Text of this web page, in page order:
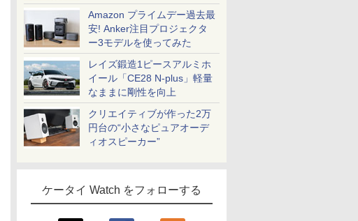
Amazon プライムデー過去最
安! Anker注目プロジェクタ
ー3モデルを使ってみた
レイズ鍛造1ピースアルミホ
イール「CE28 N-plus」軽量
なままに剛性を向上
クリエイティブが作った2万
円台の“小さなピュアオーデ
ィオスピーカー”
ケータイ Watch をフォローする